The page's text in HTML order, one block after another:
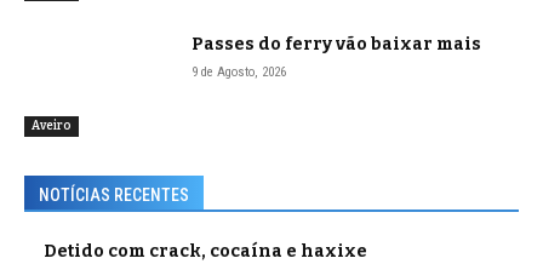
Aveiro
Passes do ferry vão baixar mais
9 de Agosto, 2026
NOTÍCIAS RECENTES
Detido com crack, cocaína e haxixe